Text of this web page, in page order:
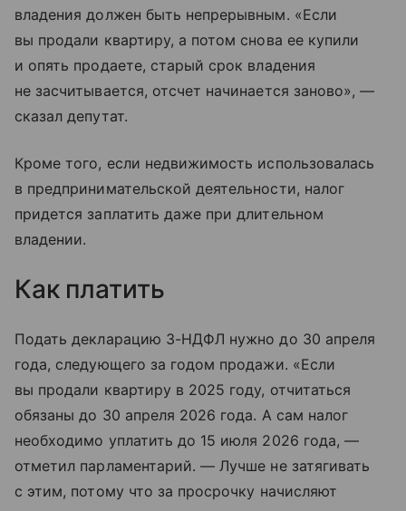
владения должен быть непрерывным. «Если
вы продали квартиру, а потом снова ее купили
и опять продаете, старый срок владения
не засчитывается, отсчет начинается заново», —
сказал депутат.
Кроме того, если недвижимость использовалась
в предпринимательской деятельности, налог
придется заплатить даже при длительном
владении.
Как платить
Подать декларацию 3-НДФЛ нужно до 30 апреля
года, следующего за годом продажи. «Если
вы продали квартиру в 2025 году, отчитаться
обязаны до 30 апреля 2026 года. А сам налог
необходимо уплатить до 15 июля 2026 года, —
отметил парламентарий. — Лучше не затягивать
с этим, потому что за просрочку начисляют